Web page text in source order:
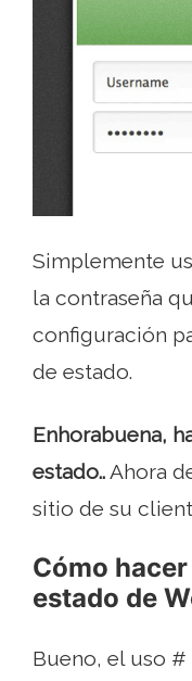
Simplemente
la contraseña
configuración
de estado.
Enhorabuena,
estado..Ahora
sitio de su
Cómo
estado de
Bueno, el uso #